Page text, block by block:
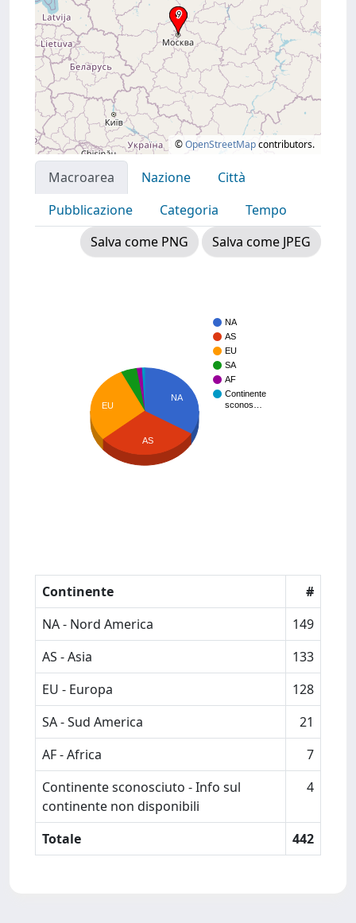
©OpenStreetMapcontributors.
Macroarea Nazione
Città
Pubblicazione
Categoria
Tempo
Salva come PNG
Salva come JPEG
NA
AS
EU
SA
AF
Continente
sconos…
NA
EU
AS
Continente
#
NA - Nord America
149
AS - Asia
133
EU - Europa
128
SA - Sud America
21
AF - Africa
7
Continente sconosciuto - Info sul
continente non disponibili
4
Totale 442